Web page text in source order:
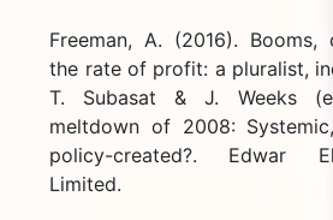
Freeman, A. (2016). Booms,
the rate of profit: a pluralist,
T. Subasat & J. Weeks
meltdown of 2008:
policy-created?. Edwar
Limited.